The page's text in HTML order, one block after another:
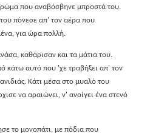
που αναβόσβηνε μπροστά του.
πόνεσε απ' τον αέρα που
για ώρα πολλή.
καθάρισαν και τα μάτια του.
κάτω αυτό που 'χε τραβήξει απ' τον
Κάτι μέσα στο μυαλό του
να αραιώνει, ν' ανοίγει ένα στενό
το μονοπάτι, με πόδια που